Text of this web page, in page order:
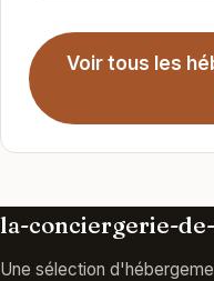
Voir tous les
la-conciergerie-
Une sélection